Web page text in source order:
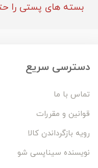
بسته های پستی را
دسترسی سریع
تماس با ما
قوانین و مقررات
رویه بازگرداندن کالا
نویسنده سیناپسی شو